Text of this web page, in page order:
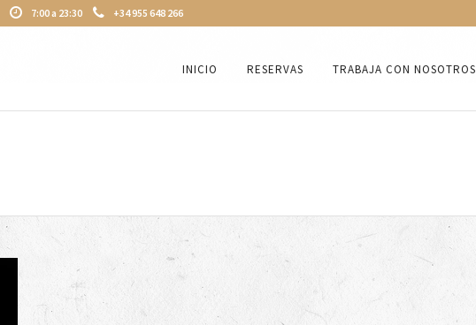
7:00 a 23:30 +34 955 648 266
INICIO RESERVAS TRABAJA CON NOSOTROS